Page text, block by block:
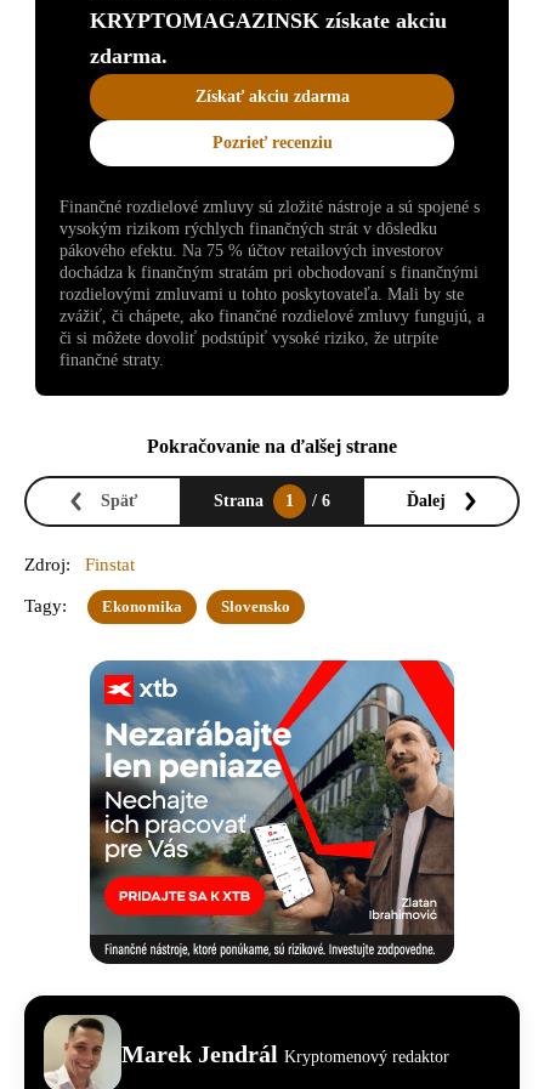
KRYPTOMAGAZINSK získate akciu
zdarma.
Získať akciu zdarma
Pozrieť recenziu
Finančné rozdielové zmluvy sú zložité nástroje a sú spojené s
vysokým rizikom rýchlych finančných strát v dôsledku
pákového efektu. Na 75 % účtov retailových investorov
dochádza k finančným stratám pri obchodovaní s finančnými
rozdielovými zmluvami u tohto poskytovateľa. Mali by ste
zvážiť, či chápete, ako finančné rozdielové zmluvy fungujú, a
či si môžete dovoliť podstúpiť vysoké riziko, že utrpíte
finančné straty.
Pokračovanie na ďalšej strane
Späť Strana 1 / 6 Ďalej
Zdroj: Finstat
Tagy: Ekonomika Slovensko
Marek Jendrál Kryptomenový redaktor